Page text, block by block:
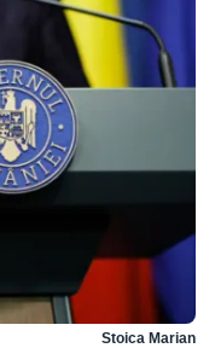
Stoica Marian